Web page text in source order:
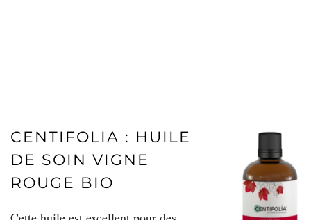
CENTIFOLIA : HUILE
DE SOIN VIGNE
ROUGE BIO